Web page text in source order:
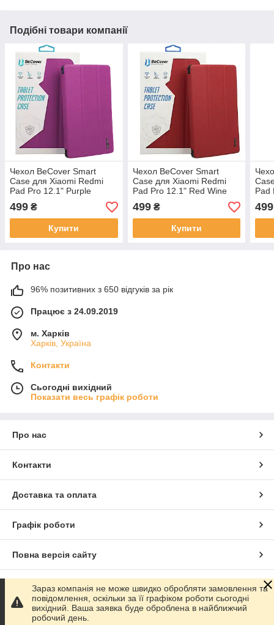
Подібні товари компанії
Чeхол BeCover Smart
Case для Xiaomi Redmi
Pad Pro 12.1" Purple
(711298)
499 ₴
Купити
Чeхол BeCover Smart
Case для Xiaomi Redmi
Pad Pro 12.1" Red Wine
(711304)
499₴
Купити
Pad
499
Про нас
96% позитивних з 650 відгуків за рік
Працює з 24.09.2019
м. Харків
Харків, Україна
Контакти
Сьогодні вихідний
Показати весь графік роботи
Про нас
Контакти
Доставка та оплата
Графік роботи
Повна версія сайту
Сайт створено на маркетплейсіProm.ua
Політика конфіденційності
Зараз компанія не може швидко обробляти замовлення та
повідомлення, оскільки за її графіком роботи сьогодні
вихідний. Ваша заявка буде оброблена в найближчий
робочий день.